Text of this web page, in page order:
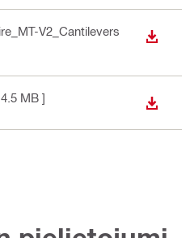
V2_Cantilevers
MB ]